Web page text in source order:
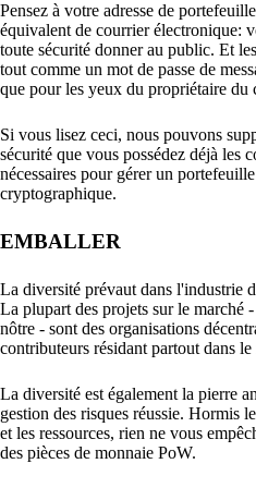
Pensez à votre adresse de
équivalent de courrier électronique:
toute sécurité donner au public. Et
tout comme un mot de passe de
que pour les yeux du propriétaire du
Si vous lisez ceci, nous pouvons
sécurité que vous possédez déjà les
nécessaires pour gérer un portefeuille
cryptographique.
EMBALLER
La diversité prévaut dans l'industrie
La plupart des projets sur le marché
nôtre - sont des organisations
contributeurs résidant partout dans le
La diversité est également la pierre
gestion des risques réussie. Hormis
et les ressources, rien ne vous
des pièces de monnaie PoW.